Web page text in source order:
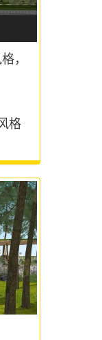
，
格